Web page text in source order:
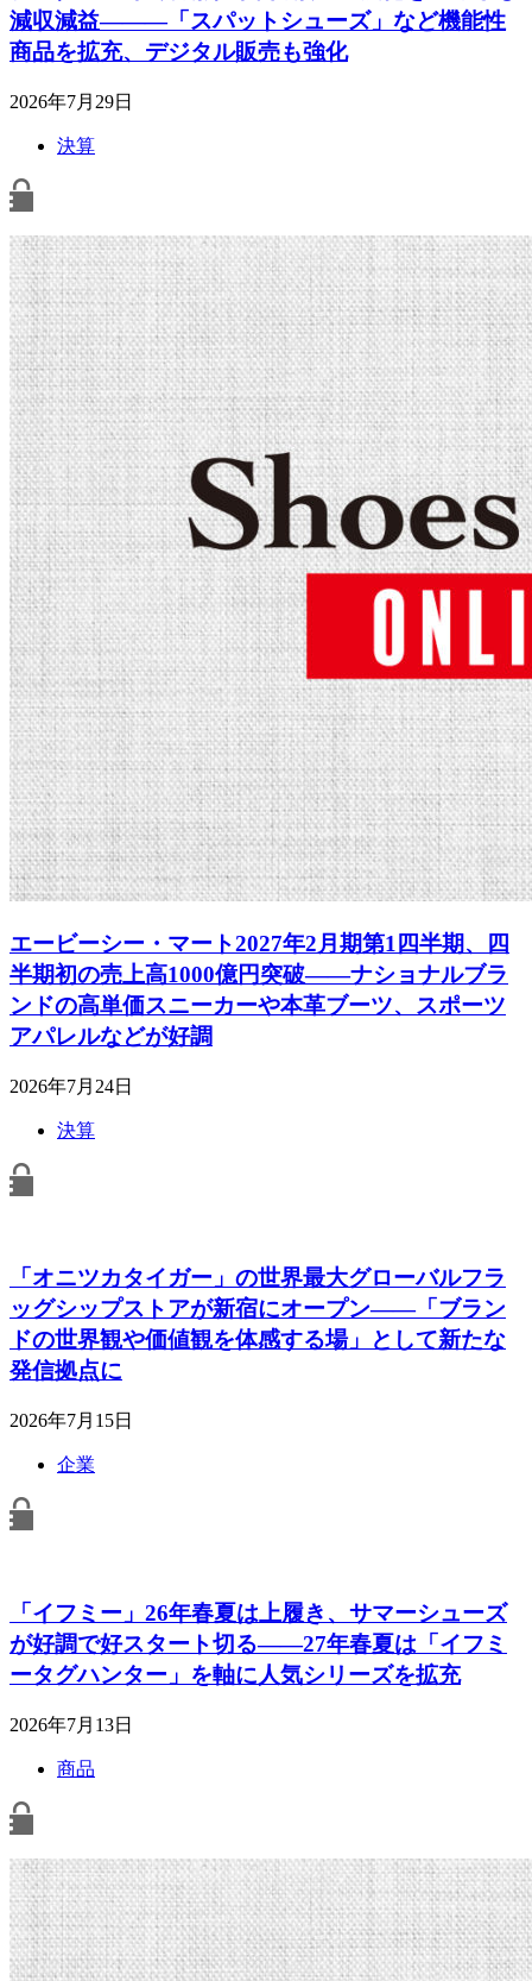
減収減益―――「スパットシューズ」など機能性
商品を拡充、デジタル販売も強化
2026年7月29日
決算
エービーシー・マート2027年2月期第1四半期、四
半期初の売上高1000億円突破――ナショナルブラ
ンドの高単価スニーカーや本革ブーツ、スポーツ
アパレルなどが好調
2026年7月24日
決算
「オニツカタイガー」の世界最大グローバルフラ
ッグシップストアが新宿にオープン――「ブラン
ドの世界観や価値観を体感する場」として新たな
発信拠点に
2026年7月15日
企業
「イフミー」26年春夏は上履き、サマーシューズ
が好調で好スタート切る――27年春夏は「イフミ
ータグハンター」を軸に人気シリーズを拡充
2026年7月13日
商品